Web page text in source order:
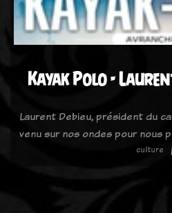
Kayak Polo -
Laurent Debieu, président du
venu sur nos ondes pour nous
culture